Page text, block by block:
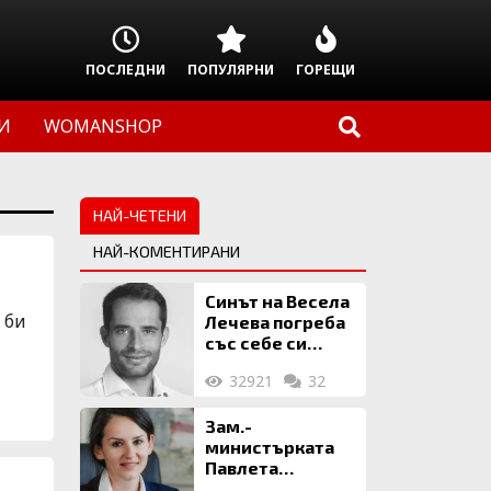
ПОСЛЕДНИ ПОПУЛЯРНИ ГОРЕЩИ
WOMANSHOP
би
НАЙ-ЧЕТЕНИ
НАЙ-КОМЕНТИРАНИ
Синът на Весела
Лечева погреба
със себе си
млн. евро
32921 32
Зам.-
министърката
Павлета